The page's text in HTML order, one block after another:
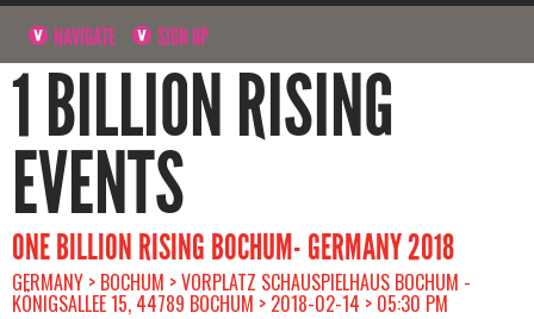
NAVIGATE SIGN UP
1 BILLION RISING
EVENTS
ONE BILLION RISING BOCHUM- GERMANY 2018
GERMANY > BOCHUM > VORPLATZ SCHAUSPIELHAUS BOCHUM -
KÖNIGSALLEE 15, 44789 BOCHUM > 2018-02-14 > 05:30 PM